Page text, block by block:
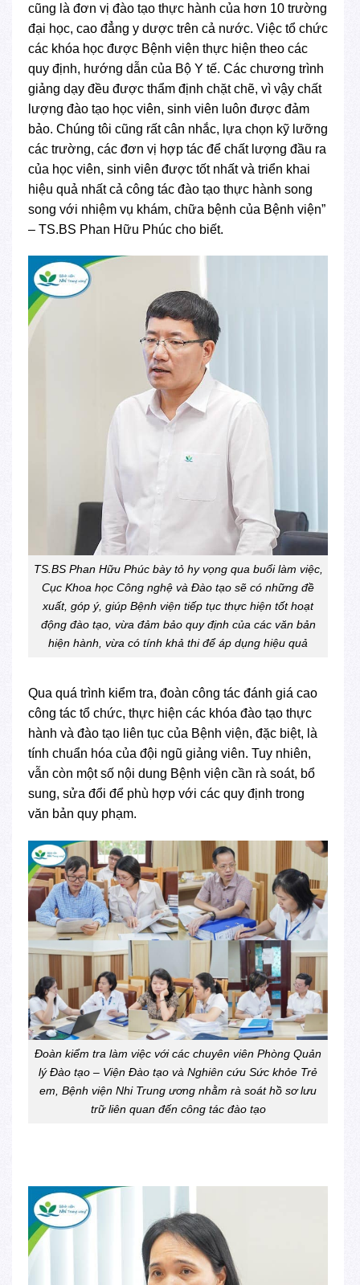
cũng là đơn vị đào tạo thực hành của hơn 10 trường
đại học, cao đẳng y dược trên cả nước. Việc tổ chức
các khóa học được Bệnh viện thực hiện theo các
quy định, hướng dẫn của Bộ Y tế. Các chương trình
giảng dạy đều được thẩm định chặt chẽ, vì vậy chất
lượng đào tạo học viên, sinh viên luôn được đảm
bảo. Chúng tôi cũng rất cân nhắc, lựa chọn kỹ lưỡng
các trường, các đơn vị hợp tác để chất lượng đầu ra
của học viên, sinh viên được tốt nhất và triển khai
hiệu quả nhất cả công tác đào tạo thực hành song
song với nhiệm vụ khám, chữa bệnh của Bệnh viện”
– TS.BS Phan Hữu Phúc cho biết.
TS.BS Phan Hữu Phúc bày tỏ hy vọng qua buổi làm việc,
Cục Khoa học Công nghệ và Đào tạo sẽ có những đề
xuất, góp ý, giúp Bệnh viện tiếp tục thực hiện tốt hoạt
động đào tạo, vừa đảm bảo quy định của các văn bản
hiện hành, vừa có tính khả thi để áp dụng hiệu quả
Qua quá trình kiểm tra, đoàn công tác đánh giá cao
công tác tổ chức, thực hiện các khóa đào tạo thực
hành và đào tạo liên tục của Bệnh viện, đặc biệt, là
tính chuẩn hóa của đội ngũ giảng viên. Tuy nhiên,
vẫn còn một số nội dung Bệnh viện cần rà soát, bổ
sung, sửa đổi để phù hợp với các quy định trong
văn bản quy phạm.
Đoàn kiểm tra làm việc với các chuyên viên Phòng Quản
lý Đào tạo – Viện Đào tạo và Nghiên cứu Sức khỏe Trẻ
em, Bệnh viện Nhi Trung ương nhằm rà soát hồ sơ lưu
trữ liên quan đến công tác đào tạo